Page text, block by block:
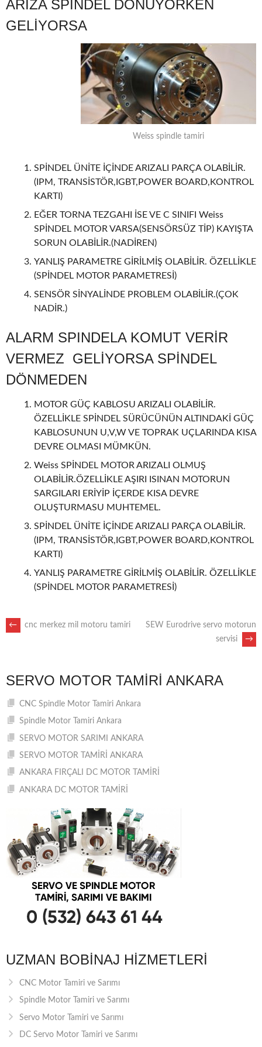
ARIZA SPİNDEL DÖNÜYORKEN
GELİYORSA
Weiss spindle tamiri
SPİNDEL ÜNİTE İÇİNDE ARIZALI PARÇA OLABİLİR.
(IPM, TRANSİSTÖR,IGBT,POWER BOARD,KONTROL
KARTI)
EĞER TORNA TEZGAHI İSE VE C SINIFI Weiss
SPİNDEL MOTOR VARSA(SENSÖRSÜZ TİP) KAYIŞTA
SORUN OLABİLİR.(NADİREN)
YANLIŞ PARAMETRE GİRİLMİŞ OLABİLİR. ÖZELLİKLE
(SPİNDEL MOTOR PARAMETRESİ)
SENSÖR SİNYALİNDE PROBLEM OLABİLİR.(ÇOK
NADİR.)
ALARM SPINDELA KOMUT VERİR
VERMEZ GELİYORSA SPİNDEL
DÖNMEDEN
MOTOR GÜÇ KABLOSU ARIZALI OLABİLİR.
ÖZELLİKLE SPİNDEL SÜRÜCÜNÜN ALTINDAKİ GÜÇ
KABLOSUNUN U,V,W VE TOPRAK UÇLARINDA KISA
DEVRE OLMASI MÜMKÜN.
Weiss SPİNDEL MOTOR ARIZALI OLMUŞ
OLABİLİR.ÖZELLİKLE AŞIRI ISINAN MOTORUN
SARGILARI ERİYİP İÇERDE KISA DEVRE
OLUŞTURMASU MUHTEMEL.
SPİNDEL ÜNİTE İÇİNDE ARIZALI PARÇA OLABİLİR.
(IPM, TRANSİSTÖR,IGBT,POWER BOARD,KONTROL
KARTI)
YANLIŞ PARAMETRE GİRİLMİŞ OLABİLİR. ÖZELLİKLE
(SPİNDEL MOTOR PARAMETRESİ)
POST
← cnc merkez mil motoru tamiri
SEW Eurodrive servo motorun
servisi
→
SERVO MOTOR TAMIRI ANKARA
CNC Spindle Motor Tamiri Ankara
Spindle Motor Tamiri Ankara
SERVO MOTOR SARIMI ANKARA
SERVO MOTOR TAMİRİ ANKARA
ANKARA FIRÇALI DC MOTOR TAMİRİ
ANKARA DC MOTOR TAMİRİ
UZMAN BOBINAJ HIZMETLERI
CNC Motor Tamiri ve Sarımı
Spindle Motor Tamiri ve Sarımı
Servo Motor Tamiri ve Sarımı
DC Servo Motor Tamiri ve Sarımı